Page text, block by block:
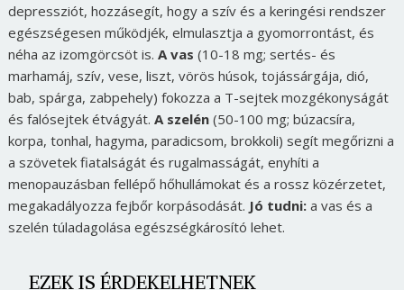
depressziót, hozzásegít, hogy a szív és a keringési rendszer
egészségesen működjék, elmulasztja a gyomorrontást, és
néha az izomgörcsöt is. A vas (10-18 mg; sertés- és
marhamáj, szív, vese, liszt, vörös húsok, tojássárgája, dió,
bab, spárga, zabpehely) fokozza a T-sejtek mozgékonyságát
és falósejtek étvágyát. A szelén (50-100 mg; búzacsíra,
korpa, tonhal, hagyma, paradicsom, brokkoli) segít megőrizni a
a szövetek fiatalságát és rugalmasságát, enyhíti a
menopauzásban fellépő hőhullámokat és a rossz közérzetet,
megakadályozza fejbőr korpásodását. Jó tudni:a vas és a
szelén túladagolása egészségkárosító lehet.
EZEK IS ÉRDEKELHETNEK